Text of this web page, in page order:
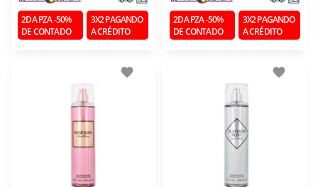
2DA PZA -50%
DE CONTADO
3X2 PAGANDO
A CRÉDITO
2DA PZA -50%
DE CONTADO
3X2 PAGANDO
A CRÉDITO
favorite favorite